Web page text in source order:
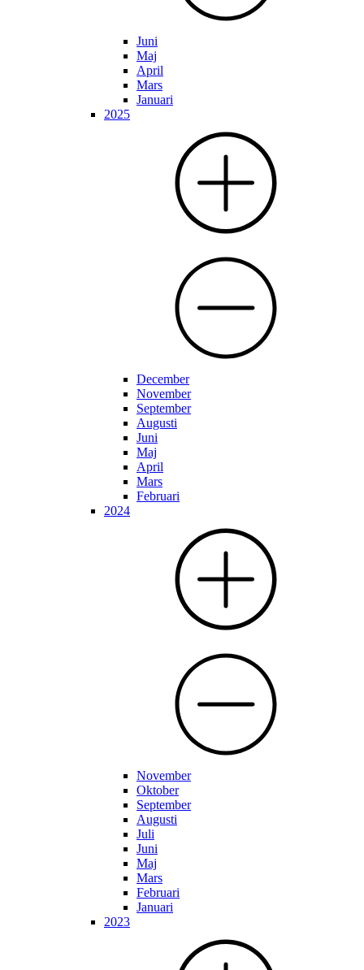
Juni
Maj
April
Mars
Januari
2025
December
November
September
Augusti
Juni
Maj
April
Mars
Februari
2024
November
Oktober
September
Augusti
Juli
Juni
Maj
Mars
Februari
Januari
2023